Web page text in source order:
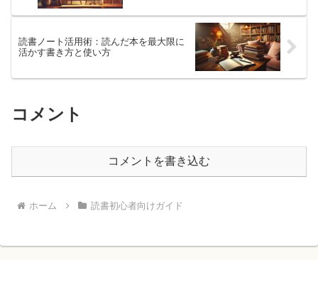
読書ノート活用術：読んだ本を最大限に
活かす書き方と使い方
コメント
コメントを書き込む
ホーム 読書初心者向けガイド